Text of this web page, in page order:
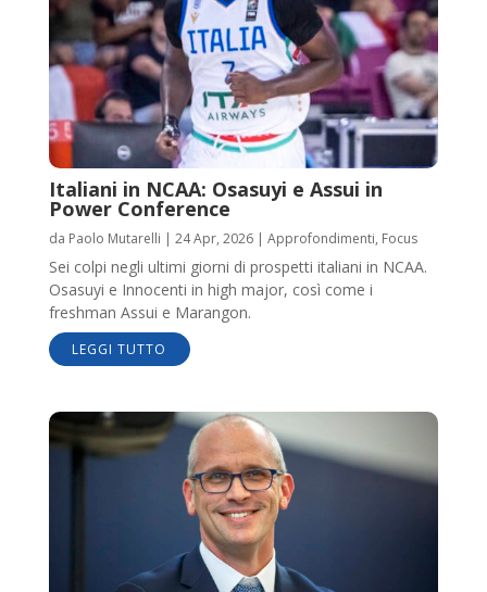
Italiani in NCAA: Osasuyi e Assui in
Power Conference
da Paolo Mutarelli | 24 Apr, 2026| Approfondimenti, Focus
Sei colpi negli ultimi giorni di prospetti italiani in NCAA.
Osasuyi e Innocenti in high major, così come i
freshman Assui e Marangon.
LEGGI TUTTO